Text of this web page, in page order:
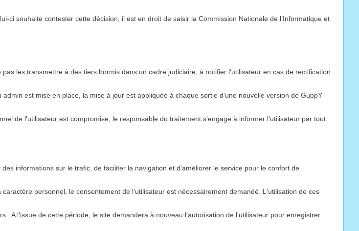
ci souhaite contester cette décision, il est en droit de saisir la Commission Nationale de l’Informatique et
les transmettre à des tiers hormis dans un cadre judiciaire, à notifier l'utilisateur en cas de rectification
est mise en place, la mise à jour est appliquée à chaque sortie d’une nouvelle version de GuppY
de l'utilisateur est compromise, le responsable du traitement s'engage à informer l'utilisateur par tout
informations sur le trafic, de faciliter la navigation et d'améliorer le service pour le confort de
personnel, le consentement de l'utilisateur est nécessairement demandé. L'utilisation de ces
A l'issue de cette période, le site demandera à nouveau l'autorisation de l'utilisateur pour enregistrer